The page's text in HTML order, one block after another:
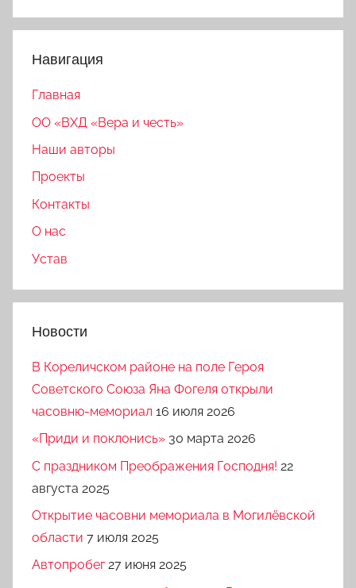
Навигация
Главная
ОО «ВХД «Вера и честь»
Наши авторы
Проекты
Контакты
О нас
Устав
Новости
В Кореличском районе на поле Героя
Советского Союза Яна Фогеля открыли
часовню-мемориал 16 июля 2026
«Приди и поклонись» 30 марта 2026
C праздником Преображения Господня! 22
августа 2025
Открытие часовни мемориала в Могилёвской
области 7 июля 2025
Автопробег 27 июня 2025